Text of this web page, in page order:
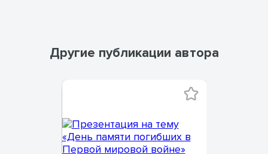
Другие публикации автора